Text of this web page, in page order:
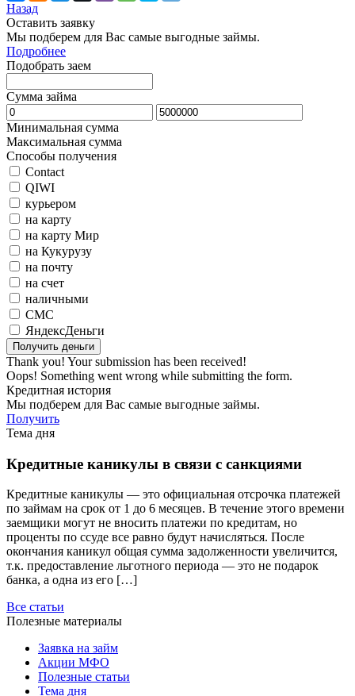
Назад
Оставить заявку
Мы подберем для Вас самые выгодные займы.
Подробнее
Подобрать заем
Сумма займа
Минимальная сумма
Максимальная сумма
Способы получения
Contact
QIWI
курьером
на карту
на карту Мир
на Кукурузу
на почту
на счет
наличными
СМС
ЯндексДеньги
Thank you! Your submission has been received!
Oops! Something went wrong while submitting the form.
Кредитная история
Мы подберем для Вас самые выгодные займы.
Получить
Тема дня
Кредитные каникулы в связи с санкциями
Кредитные каникулы — это официальная отсрочка платежей
по займам на срок от 1 до 6 месяцев. В течение этого времени
заемщики могут не вносить платежи по кредитам, но
проценты по ссуде все равно будут начисляться. После
окончания каникул общая сумма задолженности увеличится,
т.к. предоставление льготного периода — это не подарок
банка, а одна из его […]
Все статьи
Полезные материалы
Заявка на займ
Акции МФО
Полезные статьи
Тема дня